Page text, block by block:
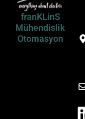
franKLinS
Mühendislik
Otomasyon